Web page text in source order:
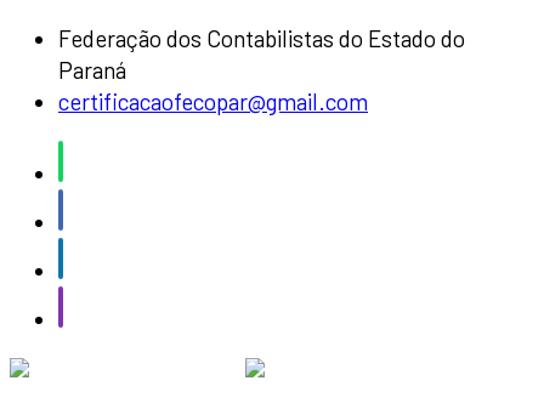
Federação dos Contabilistas do Estado do
Paraná
certificacaofecopar@gmail.com